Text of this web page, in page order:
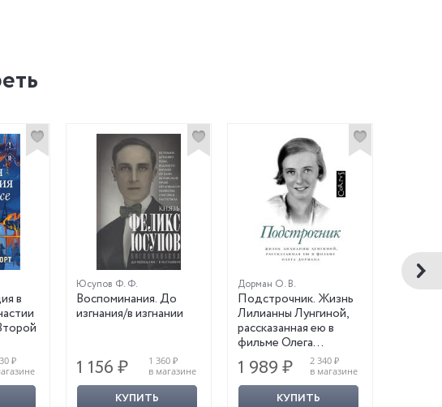
в
₽
Юсупов Ф. Ф.
Воспоминания. До
изгнания/в изгнании
1 156 ₽
1 360 ₽
в магазине
КУПИТЬ
Дорман О. В.
Подстрочник. Жизнь
Лилианны Лунгиной,
рассказанная ею в
фильме Олега
Дормана
1 989 ₽
2 340 ₽
в магазине
КУПИТЬ